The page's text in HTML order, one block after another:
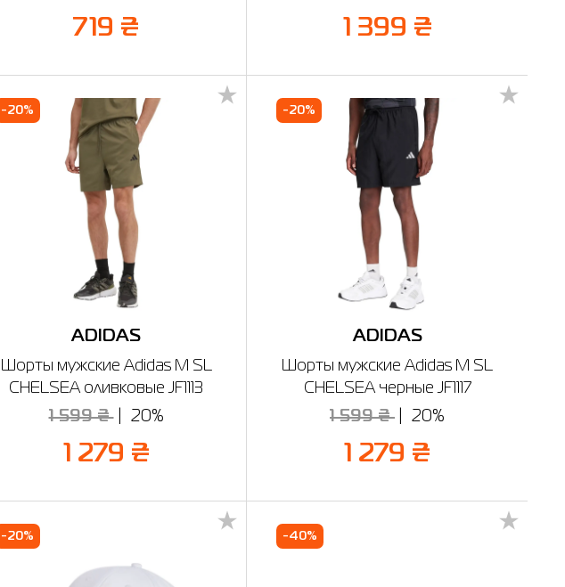
719 ₴ 1 399 ₴
-20%
ADIDAS
Шорты мужские Adidas M SL
CHELSEA оливковые JF1113
1 599 ₴ 20%
1 279 ₴
-20%
ADIDAS
Шорты мужские Adidas M SL
CHELSEA черные JF1117
1 599 ₴ 20%
1 279 ₴
-20% -40%